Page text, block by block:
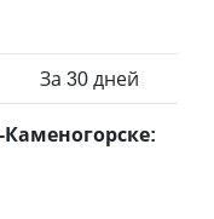
За 30 дней